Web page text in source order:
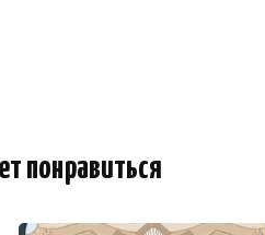
понравиться